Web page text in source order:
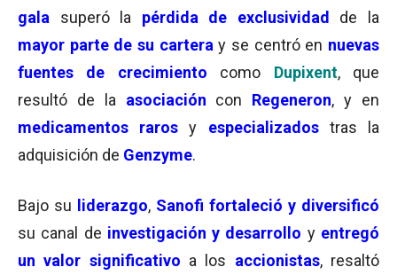
gala superó la pérdida de exclusividad
de la
mayor parte de su cartera y se centró en nuevas
fuentes de crecimiento
como Dupixent, que
resultó de la asociación con Regeneron, y en
medicamentos raros y especializadostras la
adquisición de Genzyme.
Bajo su liderazgo, Sanofi fortaleció y diversificó
su canal de investigación y desarrollo y entregó
un valor significativo a los accionistas, resaltó